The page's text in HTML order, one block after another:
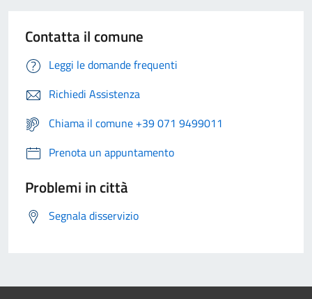
Contatta il comune
Leggi le domande frequenti
Richiedi Assistenza
Chiama il comune +39 071 9499011
Prenota un appuntamento
Problemi in città
Segnala disservizio